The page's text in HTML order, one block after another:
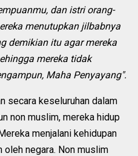
dan istri orang-
menutupkan jilbabnya
demikian itu agar mereka
mereka tidak
Maha Penyayang".
secara keseluruhan dalam
non muslim, mereka hidup
menjalani kehidupan
oleh negara. Non muslim